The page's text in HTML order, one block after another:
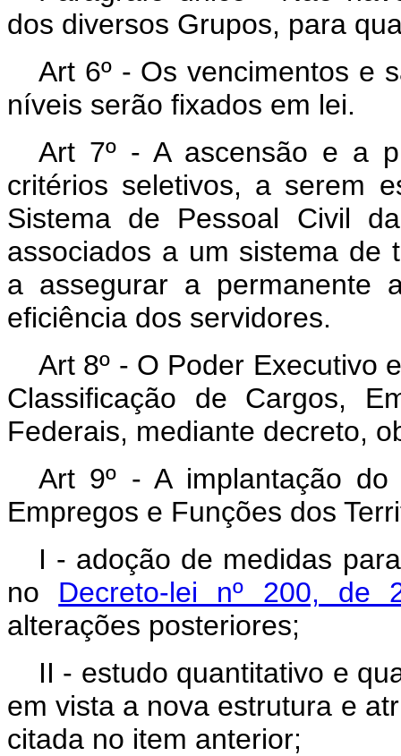
dos diversos Grupos, para
Art 6º - Os vencimentos e
níveis serão fixados em lei.
Art 7º - A ascensão e a
critérios seletivos, a serem
Sistema de Pessoal Civil
associados a um sistema de
a assegurar a permanente
eficiência dos servidores.
Art 8º - O Poder Executivo
Classificação de Cargos,
Federais, mediante decreto,
Art 9º - A implantação
Empregos e Funções dos
I - adoção de medidas
no Decreto-lei nº 200, de
alterações posteriores;
II - estudo quantitativo e
em vista a nova estrutura e
citada no item anterior;